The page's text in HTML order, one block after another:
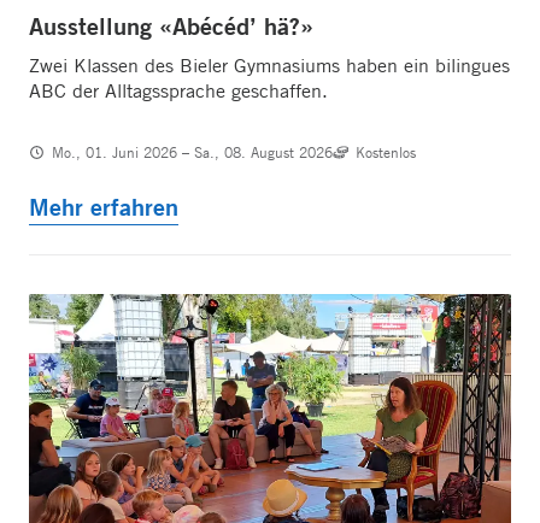
Ausstellung «Abécéd’ hä?»
Zwei Klassen des Bieler Gymnasiums haben ein bilingues
ABC der Alltagssprache geschaffen.
Mo., 01. Juni 2026 – Sa., 08. August 2026 Kostenlos
Mehr erfahren